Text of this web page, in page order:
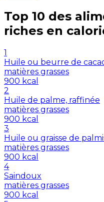
Top 10 des
riches en
1
Huile ou beurre de
matières grasses
900 kcal
2
Huile de palme, raffinée
matières grasses
900 kcal
3
Huile ou graisse de
matières grasses
900 kcal
4
Saindoux
matières grasses
900 kcal